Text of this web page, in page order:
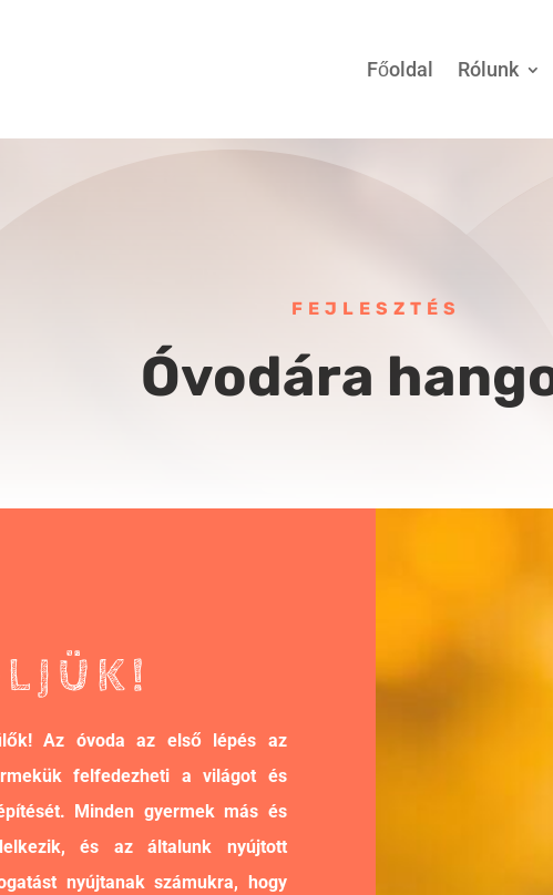
Főoldal Rólunk
FEJLESZTÉS
Óvodára
Az óvoda az első lépés az
felfedezheti a világot és
Minden gyermek más és
és az általunk nyújtott
nyújtanak számukra, hogy